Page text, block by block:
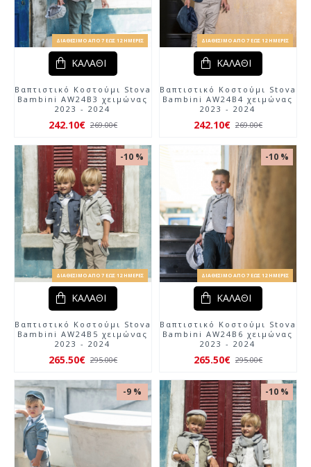
ΔΙΑΘΈΣΙΜΟ ΑΠΌ 7 ΈΩΣ 12 ΗΜΈΡΕΣ
Βαπτιστικό Κοστούμι Stova
Bambini AW24Β3 χειμώνας
2023 - 2024
242.10€ 269.00€
ΚΑΛΆΘΙ
ΔΙΑΘΈΣΙΜΟ ΑΠΌ 7 ΈΩΣ 12 ΗΜΈΡΕΣ
Βαπτιστικό Κοστούμι Stova
Bambini AW24Β4 χειμώνας
2023 - 2024
242.10€ 269.00€
ΚΑΛΆΘΙ
-10 %
ΔΙΑΘΈΣΙΜΟ ΑΠΌ 7 ΈΩΣ 12 ΗΜΈΡΕΣ
Βαπτιστικό Κοστούμι Stova
Bambini AW24Β5 χειμώνας
2023 - 2024
265.50€ 295.00€
ΚΑΛΆΘΙ
-10 %
ΔΙΑΘΈΣΙΜΟ ΑΠΌ 7 ΈΩΣ 12 ΗΜΈΡΕΣ
Βαπτιστικό Κοστούμι Stova
Bambini AW24Β6 χειμώνας
2023 - 2024
265.50€ 295.00€
ΚΑΛΆΘΙ
-9 % -10 %